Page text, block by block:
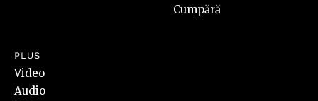
Cumpără
PLUS
Video
Audio